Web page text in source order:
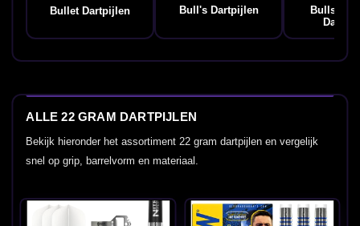
Bullet Dartpijlen Bull's Dartpijlen
Bulls
ALLE 22 GRAM DARTPIJLEN
Bekijk hieronder het assortiment 22 gram dartpijlen en vergelijk
snel op grip, barrelvorm en materiaal.